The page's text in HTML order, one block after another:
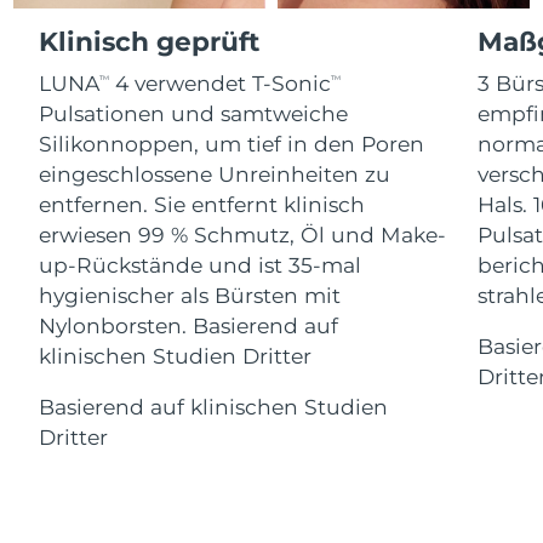
Klinisch geprüft
LUNATM 4 verwendet T-SonicTM
Pulsationen und samtweiche
Silikonnoppen, um tief in den Poren
eingeschlossene Unreinheiten zu
entfernen. Sie entfernt klinisch
erwiesen 99 % Schmutz, Öl und Make-
up-Rückstände und ist 35-mal
hygienischer als Bürsten mit
Nylonborsten. Basierend auf
klinischen Studien Dritter
Basierend auf klinischen Studien
Dritter
3
Hals.
For healthy hair
Kosmetik
Kaufe alles
FOREO APP
ÜBER
Gibraltar
13/08/2026
Griechenland
Erwartete Lieferung
09/08/2026
Sonderverwaltungsregion
Hongkong
Erwartete Lieferung
10/08/2026
Ungarn
Erwartete Lieferung
09/08/2026
Island
10/08/2026
Indonesien
Erwartete Lieferung